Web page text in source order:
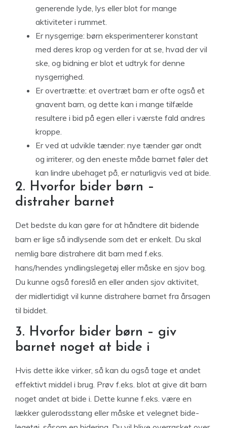
generende lyde, lys eller blot for mange
aktiviteter i rummet.
Er nysgerrige: børn eksperimenterer konstant
med deres krop og verden for at se, hvad der vil
ske, og bidning er blot et udtryk for denne
nysgerrighed.
Er overtrætte: et overtræt barn er ofte også et
gnavent barn, og dette kan i mange tilfælde
resultere i bid på egen eller i værste fald andres
kroppe.
Er ved at udvikle tænder: nye tænder gør ondt
og irriterer, og den eneste måde barnet føler det
kan lindre ubehaget på, er naturligvis ved at bide.
2. Hvorfor bider børn –
distraher barnet
Det bedste du kan gøre for at håndtere dit bidende
barn er lige så indlysende som det er enkelt. Du skal
nemlig bare distrahere dit barn med f.eks.
hans/hendes yndlingslegetøj eller måske en sjov bog.
Du kunne også foreslå en eller anden sjov aktivitet,
der midlertidigt vil kunne distrahere barnet fra årsagen
til biddet.
3. Hvorfor bider børn – giv
barnet noget at bide i
Hvis dette ikke virker, så kan du også tage et andet
effektivt middel i brug. Prøv f.eks. blot at give dit barn
noget andet at bide i. Dette kunne f.eks. være en
lækker gulerodsstang eller måske et velegnet bide-